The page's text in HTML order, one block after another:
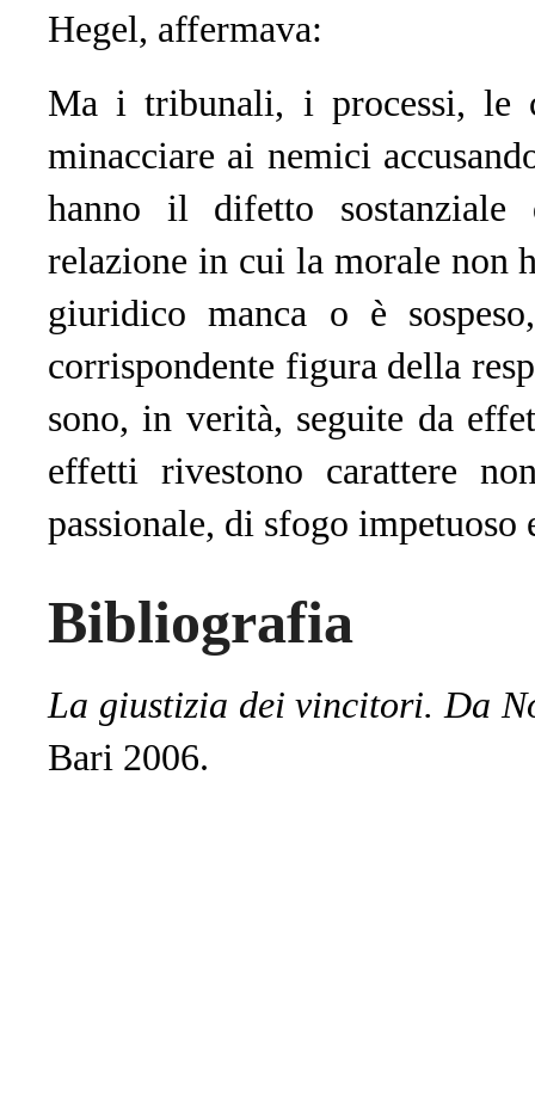
Hegel, affermava:
Ma i tribunali, i processi, le
minacciare ai nemici
hanno il difetto sostanziale
relazione in cui la morale non
giuridico manca o è
corrispondente figura della
sono, in verità, seguite da
effetti rivestono carattere
passionale, di sfogo impetuoso
Bibliografia
La giustizia dei vincitori. Da
Bari 2006.